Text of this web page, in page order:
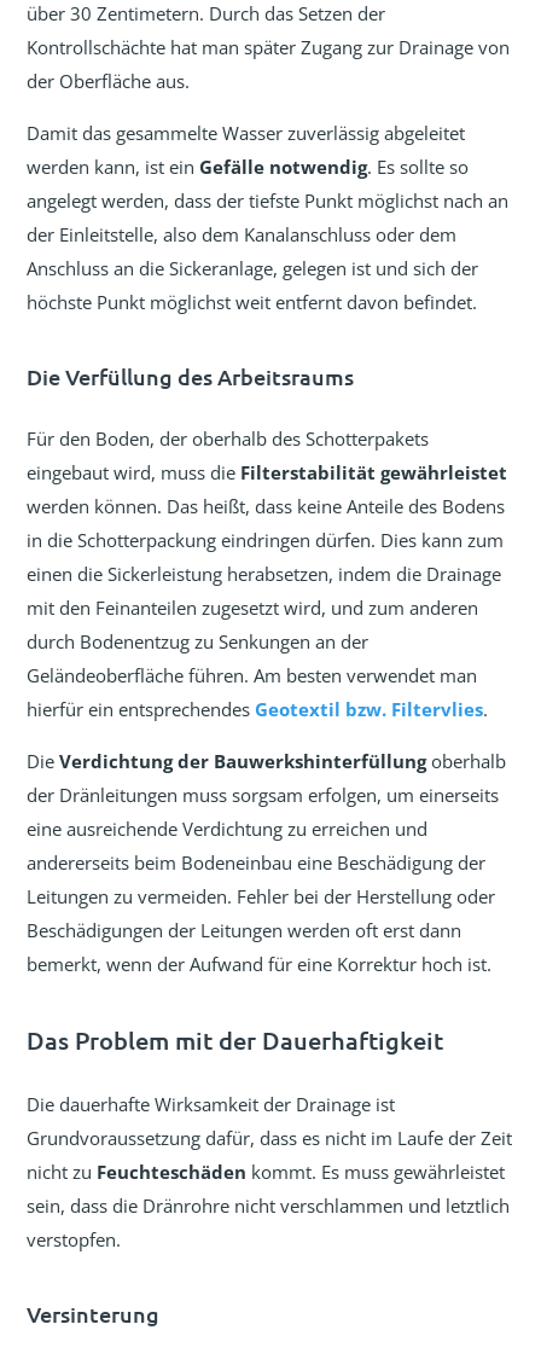
über 30 Zentimetern. Durch das Setzen der
Kontrollschächte hat man später Zugang zur Drainage von
der Oberfläche aus.
Damit das gesammelte Wasser zuverlässig abgeleitet
werden kann, ist ein Gefälle notwendig. Es sollte so
angelegt werden, dass der tiefste Punkt möglichst nach an
der Einleitstelle, also dem Kanalanschluss oder dem
Anschluss an die Sickeranlage, gelegen ist und sich der
höchste Punkt möglichst weit entfernt davon befindet.
Die Verfüllung des Arbeitsraums
Für den Boden, der oberhalb des Schotterpakets
eingebaut wird, muss die Filterstabilität gewährleistet
werden können. Das heißt, dass keine Anteile des Bodens
in die Schotterpackung eindringen dürfen. Dies kann zum
einen die Sickerleistung herabsetzen, indem die Drainage
mit den Feinanteilen zugesetzt wird, und zum anderen
durch Bodenentzug zu Senkungen an der
Geländeoberfläche führen. Am besten verwendet man
hierfür ein entsprechendes Geotextil bzw. Filtervlies.
Die Verdichtung der Bauwerkshinterfüllungoberhalb
der Dränleitungen muss sorgsam erfolgen, um einerseits
eine ausreichende Verdichtung zu erreichen und
andererseits beim Bodeneinbau eine Beschädigung der
Leitungen zu vermeiden. Fehler bei der Herstellung oder
Beschädigungen der Leitungen werden oft erst dann
bemerkt, wenn der Aufwand für eine Korrektur hoch ist.
Das Problem mit der Dauerhaftigkeit
Die dauerhafte Wirksamkeit der Drainage ist
Grundvoraussetzung dafür, dass es nicht im Laufe der Zeit
nicht zu Feuchteschäden kommt. Es muss gewährleistet
sein, dass die Dränrohre nicht verschlammen und letztlich
verstopfen.
Versinterung